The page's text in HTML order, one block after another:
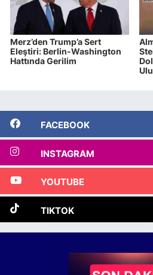
Merz’den Trump’a Sert
Eleştiri: Berlin-Washington
Hattında Gerilim
FACEBOOK
INSTAGRAM
YOUTUBE
TIKTOK